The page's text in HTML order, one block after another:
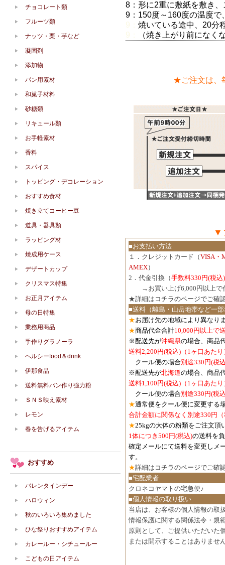
8：形に2重に敷紙を敷き
9：150度～160度の温度で
9： 焼いている途中、20分
9：
（焼き上がり前になく
★ご注文は、
▼
■お支払い方法
１．クレジットカード（VISA・
AMEX）
2．代金引換（手数料330円(税込)
→お買い上げ6,000円以上で
★詳細は コチラのページでご確
■送料（離島・山岳地帯など一
★お届け先の地域により異なり
★商品代金合計10,000円以上で
※配送先が沖縄県の場合、商品
送料2,200円(税込)（1ヶ口あたり
クール便の場合別途330円(税
※配送先が北海道の場合、商品
送料1,100円(税込) （1ヶ口あた
クール便の場合別途330円(税
★通常便をクール便に変更する
合計金額に関係なく別途330円
★25kgの大体の粉類をご注文頂
1体につき500円(税込)の送料を
確定メールにて送料を変更しメ
す。
★詳細は コチラのページでご確
■宅配業者
クロネコヤマトの宅急便♪
■個人情報の取り扱い
当店は、お客様の個人情報の取
情報保護に関する関係法令・規
原則として、ご提供いただいた
または開示することはありませ
チョコレート類
フルーツ類
ナッツ・栗・芋など
凝固剤
添加物
パン用素材
和菓子材料
砂糖類
リキュール類
お手軽素材
香料
スパイス
トッピング・デコレーション
おすすめ食材
焼き立てコーヒー豆
道具・器具類
ラッピング材
焼成用ケース
デザートカップ
クリスマス特集
お正月アイテム
母の日特集
業務用商品
手作りグラノーラ
ヘルシーfood＆drink
伊那食品
送料無料パン作り強力粉
ＳＮＳ映え素材
レモン
春を告げるアイテム
おすすめ
バレンタインデー
ハロウィン
秋のいろいろ集めました
ひな祭りおすすめアイテム
カレールー・シチュールー
こどもの日アイテム